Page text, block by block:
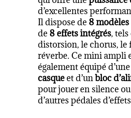
d’excellentes
Il dispose de 8 modèles
de 8 effets intégrés, tels
distorsion, le chorus, le
réverbe. Ce mini ampli
également équipé
casqueet d’unbloc
pour jouer en silence
d’autres pédales